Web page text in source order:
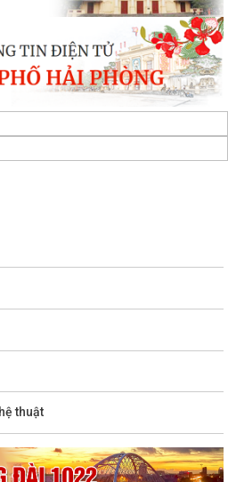
thuật
CP, ngày 05/8/2026 sửa đổi, bổ sung